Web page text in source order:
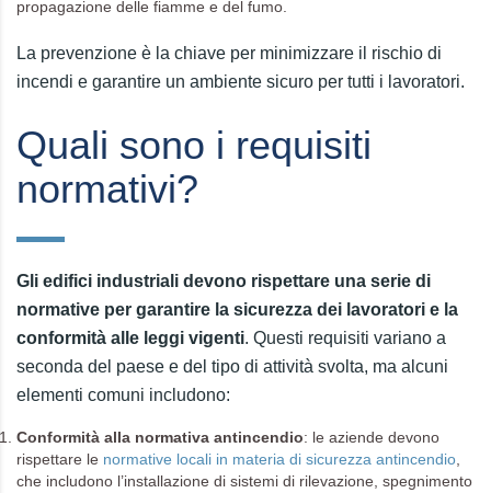
propagazione delle fiamme e del fumo.
La prevenzione è la chiave per minimizzare il rischio di
incendi e garantire un ambiente sicuro per tutti i lavoratori.
Quali sono i requisiti
normativi?
Gli edifici industriali devono rispettare una serie di
normative per garantire la sicurezza dei lavoratori e la
conformità alle leggi vigenti. Questi requisiti variano a
seconda del paese e del tipo di attività svolta, ma alcuni
elementi comuni includono:
Conformità alla normativa antincendio: le aziende devono
rispettare le normative locali in materia di sicurezza antincendio
che includono l’installazione di sistemi di rilevazione, spegnimento